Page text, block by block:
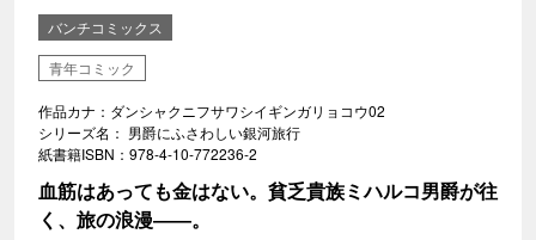
バンチコミックス
青年コミック
作品カナ：ダンシャクニフサワシイギンガリョコウ02
シリーズ名： 男爵にふさわしい銀河旅行
紙書籍ISBN：978-4-10-772236-2
血筋はあっても金はない。貧乏貴族ミハルコ男爵が往
く、旅の浪漫――。